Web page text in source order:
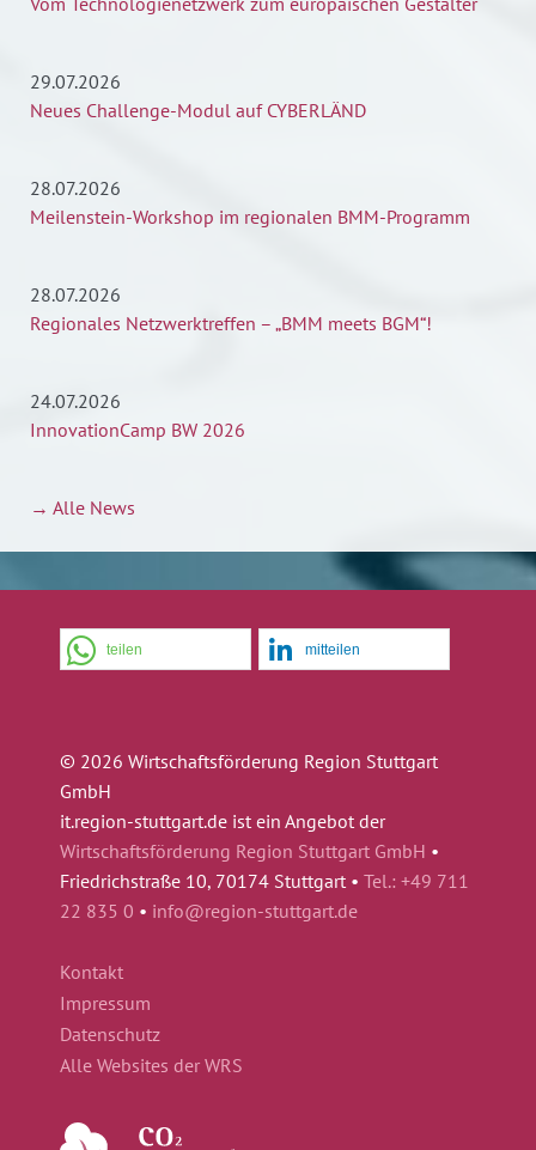
29.07.2026
Neues Challenge-Modul auf CYBERLÄND
28.07.2026
Meilenstein-Workshop im regionalen BMM-Programm
28.07.2026
Regionales Netzwerktreffen – „BMM meets BGM“!
24.07.2026
InnovationCamp BW 2026
→ Alle News
teilen mitteilen
© 2026 Wirtschaftsförderung Region Stuttgart
GmbH
it.region-stuttgart.de ist ein Angebot der
Wirtschaftsförderung Region Stuttgart GmbH •
Friedrichstraße 10, 70174 Stuttgart • Tel.: +49 711
22 835 0 • info@region-stuttgart.de
Kontakt
Impressum
Datenschutz
Alle Websites der WRS